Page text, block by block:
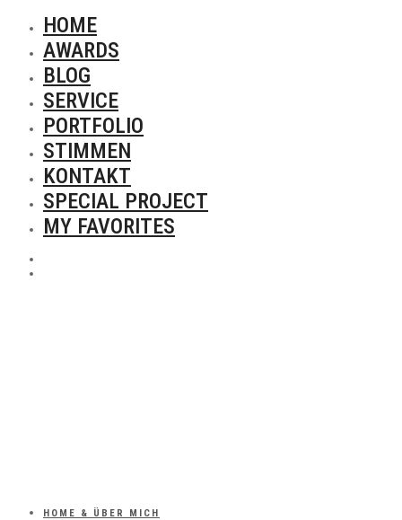
HOME
AWARDS
BLOG
SERVICE
PORTFOLIO
STIMMEN
KONTAKT
SPECIAL PROJECT
MY FAVORITES
HOME & ÜBER MICH